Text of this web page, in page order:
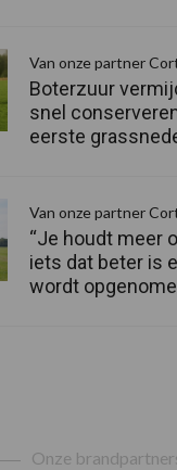
Van onze partner
Boterzuur
snel
eerste
Van onze partner
“Je houdt meer
iets dat beter is
wordt
Onze